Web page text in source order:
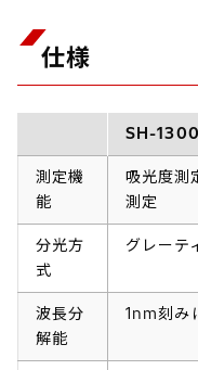
仕様
SH-
測定機
能
吸光度測
測定
分光方
式
グレーテ
波長分
解能
1nm刻み